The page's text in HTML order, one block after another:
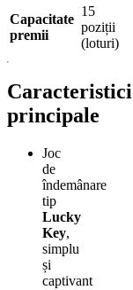
Capacitate
premii
15
poziții
(loturi)
Caracteristici
principale
Joc
de
îndemânare
tip
Lucky
Key,
simplu
și
captivant